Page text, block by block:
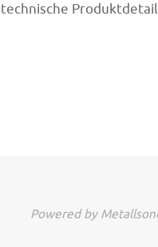
technische
Powered by